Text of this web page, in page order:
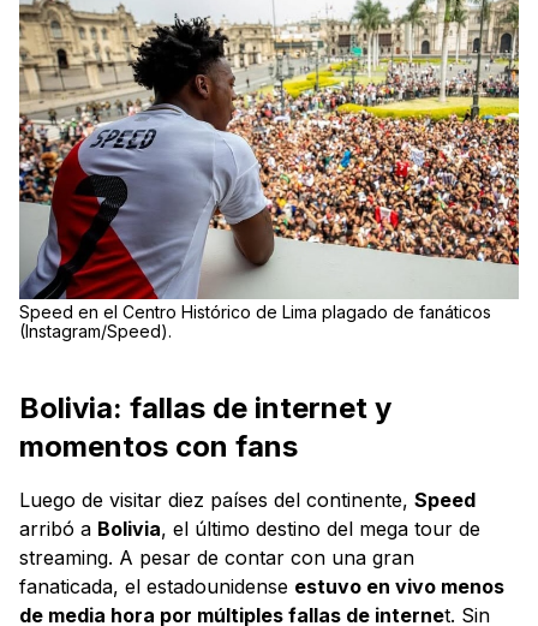
Speed en el Centro Histórico de Lima plagado de fanáticos
(Instagram/Speed).
Bolivia: fallas de internet y
momentos con fans
Luego de visitar diez países del continente, Speed
arribó a Bolivia, el último destino del mega tour de
streaming. A pesar de contar con una gran
fanaticada, el estadounidense estuvo en vivo menos
de media hora por múltiples fallas de internet. Sin